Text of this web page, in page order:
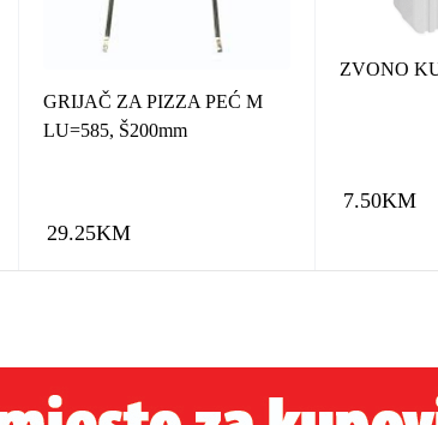
GRIJAČ ZA PIZZA PEĆ M
LU=585, Š200mm
29.25KM
ZVONO
7.50KM